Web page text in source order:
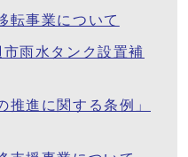
転事業について
雨水タンク設置補
推進に関する条例」